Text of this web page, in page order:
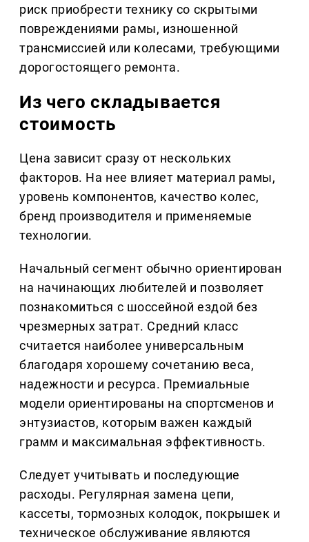
риск приобрести технику со скрытыми
повреждениями рамы, изношенной
трансмиссией или колесами, требующими
дорогостоящего ремонта.
Из чего складывается
стоимость
Цена зависит сразу от нескольких
факторов. На нее влияет материал рамы,
уровень компонентов, качество колес,
бренд производителя и применяемые
технологии.
Начальный сегмент обычно ориентирован
на начинающих любителей и позволяет
познакомиться с шоссейной ездой без
чрезмерных затрат. Средний класс
считается наиболее универсальным
благодаря хорошему сочетанию веса,
надежности и ресурса. Премиальные
модели ориентированы на спортсменов и
энтузиастов, которым важен каждый
грамм и максимальная эффективность.
Следует учитывать и последующие
расходы. Регулярная замена цепи,
кассеты, тормозных колодок, покрышек и
техническое обслуживание являются